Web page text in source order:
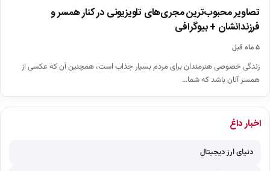
تصاویر محبوب‌ترین مجری‌های تلویزیونی در کنار همسر و
فرزندانشان + بیوگرافی
۵ ماه قبل
زندگی خصوصی هنرمندان برای مردم بسیار جذاب است، همچنین آن که عکسی از
همسر آنان باشد که شما…
اخبار داغ
دنیای ارز دیجیتال